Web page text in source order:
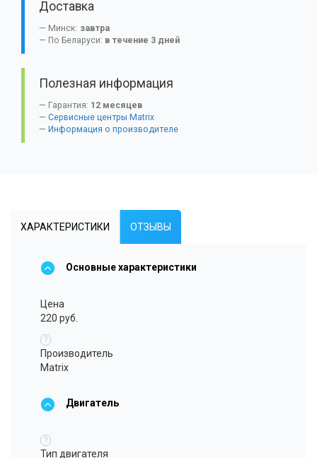
Доставка
Минск: завтра
По Беларуси: в течение 3 дней
Полезная информация
Гарантия: 12 месяцев
Сервисные центры Matrix
Информация о производителе
ХАРАКТЕРИСТИКИ ОТЗЫВЫ
Основные характеристики
Цена
220 руб.
?
Производитель
Matrix
Двигатель
?
Тип двигателя